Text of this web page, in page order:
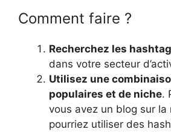
Comment faire ?
Recherchez les
dans votre secteur
Utilisez une
populaires et de niche.
vous avez un blog sur la
pourriez utiliser des